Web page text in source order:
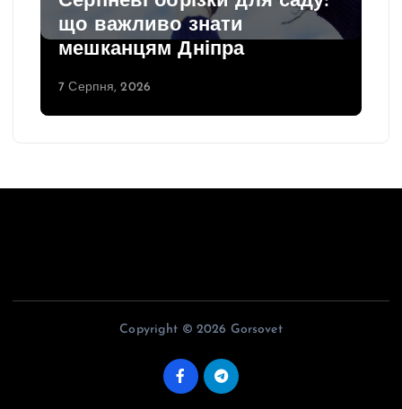
що важливо знати
мешканцям Дніпра
7 Серпня, 2026
Copyright © 2026 Gorsovet